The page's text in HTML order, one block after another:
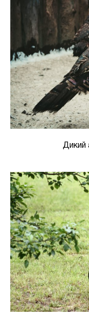
Дикий